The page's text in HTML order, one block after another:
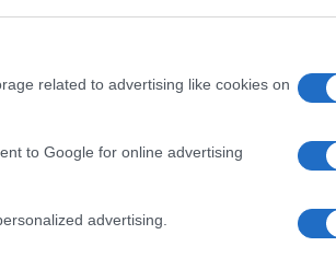
related to advertising like cookies on
to Google for online advertising
advertising.
di giocare per un’ora a
iniziare a giocare, gli
soluzione è simile a
piani gratuiti con